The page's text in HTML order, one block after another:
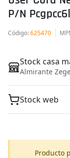
P/n
Código:625470
Stock casa
Almirante
Stock web
Producto